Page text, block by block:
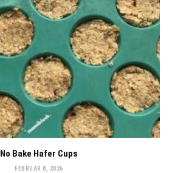
No Bake Hafer Cups
FEBRUAR 8, 2026